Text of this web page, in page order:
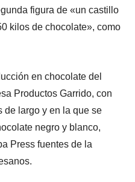
figura de «un castillo
kilos de chocolate», como
en chocolate del
Productos Garrido, con
de largo y en la que se
negro y blanco,
Press fuentes de la